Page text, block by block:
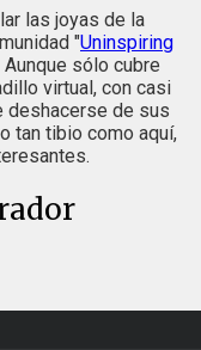
las joyas de la
"Uninspiring
sólo cubre
virtual, con casi
deshacerse de sus
tan tibio como aquí,